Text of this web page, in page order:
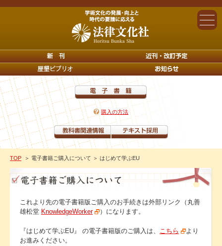
購入の方法
TOP ＞ 電子書籍ご購入について ＞ はじめて学ぶEU
これより先の電子書籍版ご購入のお手続きは外部リンク（丸善
雄松堂 KnowledgeWorker ）になります。
『はじめて学ぶEU』 の電子書籍版のご購入は、 こちら
より
お進みください。